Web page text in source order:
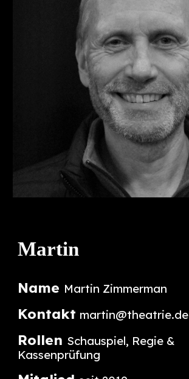
Martin
Name Martin Zimmerman
Kontakt martin@theatrie.de
Rollen Schauspiel, Regie &
Kassenprüfung